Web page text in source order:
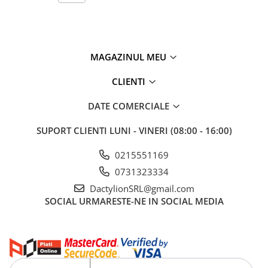
Volum: 50 ml
Potrivit pentru: zi, ocazii casual
MAGAZINUL MEU
CLIENTI
DATE COMERCIALE
SUPORT CLIENTI LUNI - VINERI (08:00 - 16:00)
0215551169
0731323334
DactylionSRL@gmail.com
SOCIAL URMARESTE-NE IN SOCIAL MEDIA